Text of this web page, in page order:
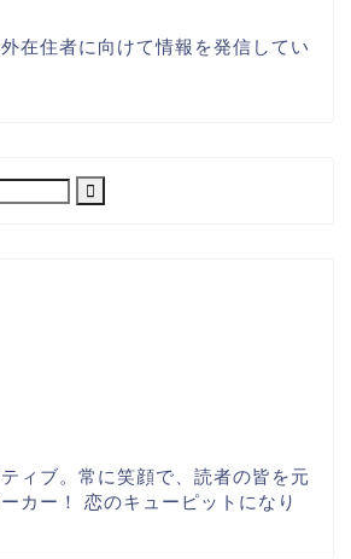
在住者に向けて情報を発信してい
ィブ。常に笑顔で、読者の皆を元
カー！ 恋のキューピットになり